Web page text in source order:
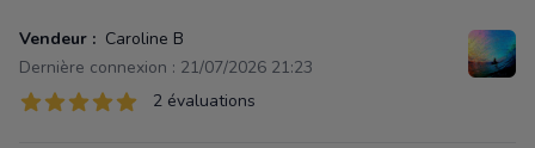
Vendeur : Caroline B
Dernière connexion : 21/07/2026 21:23
Évaluations
2 sur 5 étoiles 2 évaluations